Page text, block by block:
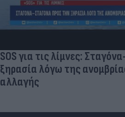
SOS για τις λίμνες:
ξηρασία λόγω της
αλλαγής